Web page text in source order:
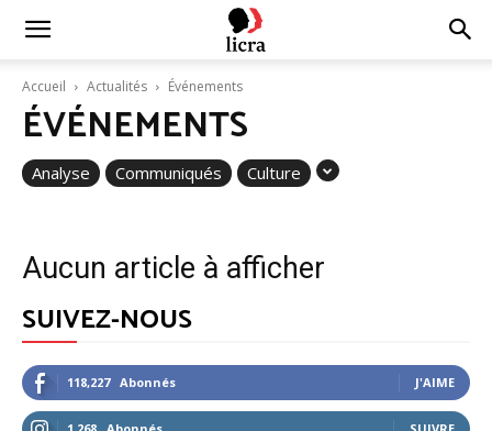
Licra
depuis
1927
Accueil Actualités Événements
ÉVÉNEMENTS
Analyse Communiqués Culture
Aucun article à afficher
SUIVEZ-NOUS
118,227 Abonnés J'AIME